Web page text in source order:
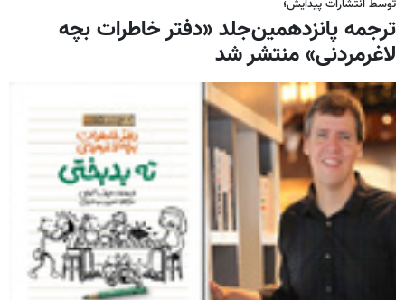
توسط انتشارات پیدایش؛
ترجمه پانزدهمین‌جلد «دفتر خاطرات بچه
لاغرمردنی» منتشر شد